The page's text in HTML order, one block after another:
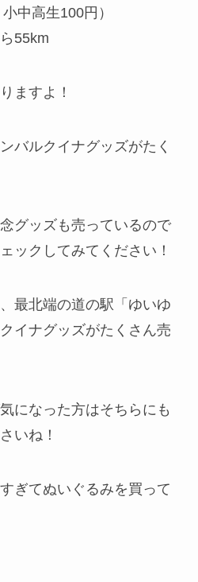
中高生100円）
55km
ますよ！
バルクイナグッズがたく
グッズも売っているので
ックしてみてください！
最北端の道の駅「ゆいゆ
イナグッズがたくさん売
になった方はそちらにも
いね！
ぎてぬいぐるみを買って